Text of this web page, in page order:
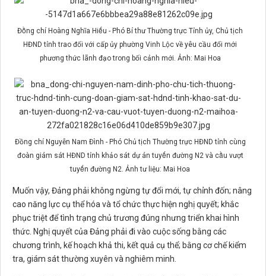
Đồng chí Hoàng Nghĩa Hiếu - Phó Bí thư Thường trực Tỉnh ủy, Chủ tịch
HĐND tỉnh trao đối với cấp ủy phường Vinh Lộc về yêu cầu đổi mới
phương thức lãnh đạo trong bối cảnh mới. Ảnh: Mai Hoa
Đồng chí Nguyễn Nam Đình - Phó Chủ tịch Thường trực HĐND tỉnh cùng
đoàn giám sát HĐND tỉnh khảo sát dự án tuyến đường N2 và cầu vượt
tuyến đường N2. Ảnh tư liệu: Mai Hoa
Muốn vậy, Đảng phải không ngừng tự đổi mới, tự chỉnh đốn; nâng
cao năng lực cụ thể hóa và tổ chức thực hiện nghị quyết; khắc
phục triệt để tình trạng chủ trương đúng nhưng triển khai hình
thức. Nghị quyết của Đảng phải đi vào cuộc sống bằng các
chương trình, kế hoạch khả thi, kết quả cụ thể; bằng cơ chế kiểm
tra, giám sát thường xuyên và nghiêm minh.